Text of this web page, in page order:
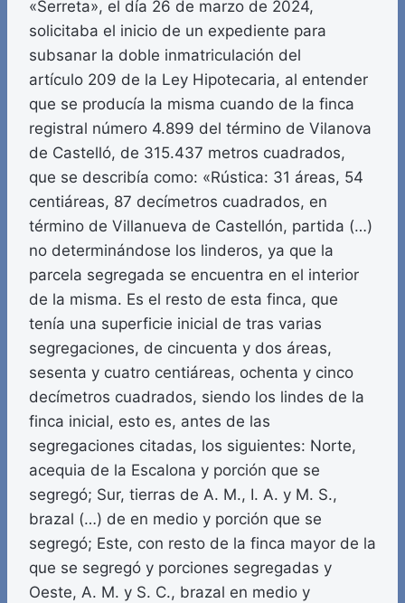
«Serreta», el día 26 de marzo de 2024,
solicitaba el inicio de un expediente para
subsanar la doble inmatriculación del
artículo 209 de la Ley Hipotecaria, al entender
que se producía la misma cuando de la finca
registral número 4.899 del término de Vilanova
de Castelló, de 315.437 metros cuadrados,
que se describía como: «Rústica: 31 áreas, 54
centiáreas, 87 decímetros cuadrados, en
término de Villanueva de Castellón, partida (…)
no determinándose los linderos, ya que la
parcela segregada se encuentra en el interior
de la misma. Es el resto de esta finca, que
tenía una superficie inicial de tras varias
segregaciones, de cincuenta y dos áreas,
sesenta y cuatro centiáreas, ochenta y cinco
decímetros cuadrados, siendo los lindes de la
finca inicial, esto es, antes de las
segregaciones citadas, los siguientes: Norte,
acequia de la Escalona y porción que se
segregó; Sur, tierras de A. M., I. A. y M. S.,
brazal (…) de en medio y porción que se
segregó; Este, con resto de la finca mayor de la
que se segregó y porciones segregadas y
Oeste, A. M. y S. C., brazal en medio y